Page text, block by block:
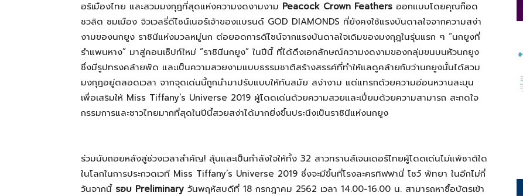
อร์เมืองไทย และสวมมงกุฎที่สุดแห่งความงดงามงาม Peacock Crown Feathers ออกแบบโดยคุณก๊อด
ชวลิต ชมเมือง จิวเวลรี่ดีไซน์เนอร์เจ้าของแบรนด์ GOD DIAMONDS ที่ยังคงใช้แรงบันดาลใจจากความสง่า
งามของนกยูง ราชินีแห่งมวลหมู่นก ต่อยอดการดีไซน์จากแรงบันดาลใจเดิมของมงกุฎในรุ่นแรก ๆ “นกยูงที่
รำแพนหาง” มาสู่คอนเซ็ปท์ใหม่ “ราชินีนกยูง” ในปีนี้ ที่ได้ดึงเอกลักษณ์ความงดงามของกลุ่มขนบนหัวนกยูง
ซึ่งมีรูปทรงคล้ายพัด และเป็นความสวยงามแบบธรรมชาติสร้างสรรค์ที่ทำให้แลดูคล้ายกับว่านกยูงนั้นได้สวม
มงกุฎอยู่ตลอดเวลา จากจุดเด่นนี้ถูกนำมาปรับแบบให้ทันสมัย สง่างาม แต่แทรกด้วยความอ่อนหวานละมุน
เพื่อเสริมให้ Miss Tiffany’s Universe 2019 ผู้โดดเด่นด้วยความสวยและเปี่ยมด้วยความสามารถ สะกดใจ
กรรมการและชาวไทยมากที่สุดในปีนี้สวยสง่าได้มากยิ่งขึ้นประนึงเป็นราชินีแห่งนกยูง
ร่วมนับถอยหลังสู่ช่วงเวลาสำคัญ! ลุ้นและเป็นกำลังใจให้ทั้ง 32 สาวทรานส์เจนเดอร์ไทยผู้โดดเด่นไม่แพ้ชาติใด
ในโลกในการประกวดเวที Miss Tiffany’s Universe 2019 ซึ่งจะมีขึ้นที่โรงละครทิฟฟานี่ โชว์ พัทยา ในอีกไม่กี่
วันจากนี้ รอบ Preliminary วันพฤหัสบดีที่ 18 กรกฎาคม 2562 เวลา 14.00-16.00 น. สามารถหาซื้อบัตรเข้า